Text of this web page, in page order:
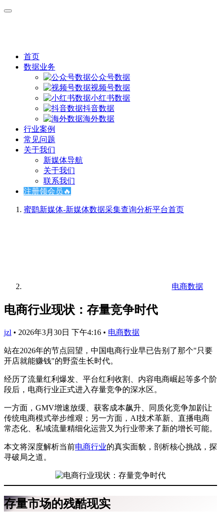
首页
数据业务
公众号数据
视频号数据
小红书数据
抖音数据
海外数据
行业案例
常见问题
关于我们
新媒体导航
关于我们
联系我们
注册领会员🔥
蜜鹞新媒体-新媒体数据采集查询分析平台首页
电商数据
电商行业现状：存量竞争时代
jzl • 2026年3月30日 下午4:16 • 电商数据
站在2026年的节点回望，中国电商行业早已告别了那个"只要
开店就能赚钱"的野蛮生长时代。
经历了流量红利爆发、平台红利收割、内容电商崛起等多个阶
段后，电商行业正式进入存量竞争的深水区。
一方面，GMV增速放缓、获客成本飙升、同质化竞争加剧让
传统电商模式举步维艰；另一方面，AI技术革新、直播电商
常态化、私域流量精细化运营又为行业带来了新的增长可能。
本文将深度解析当前电商行业的真实面貌，剖析核心挑战，探
寻破局之道。
存量市场的残酷现实